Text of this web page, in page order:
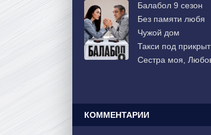
Балабол 9 сезон
Без памяти любя
Чужой дом
Такси под
Сестра моя,
КОММЕНТАРИИ